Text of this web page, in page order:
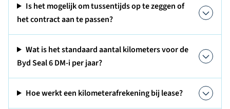
Is het mogelijk om tussentijds op te zeggen of
het contract aan te passen?
Wat is het standaard aantal kilometers voor de
Byd Seal 6 DM-i per jaar?
Hoe werkt een kilometerafrekening bij lease?